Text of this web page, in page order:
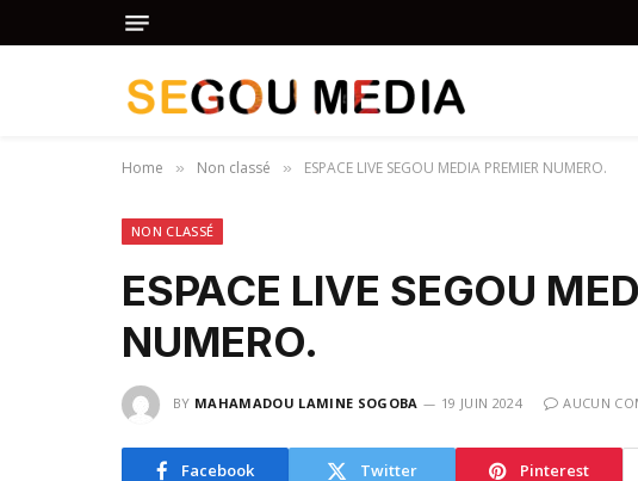
Home » Non classé » ESPACE LIVE SEGOU MEDIA PREMIER NUMERO.
NON CLASSÉ
ESPACE LIVE SEGOU
NUMERO.
BY MAHAMADOU LAMINE SOGOBA 19 JUIN 2024 AUCUN
Facebook Twitter Pinterest